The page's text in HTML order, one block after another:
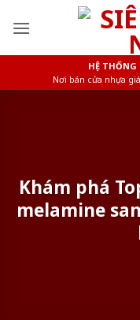
HỆ
Nơi bán cửa nhựa
Khám phá
melamine